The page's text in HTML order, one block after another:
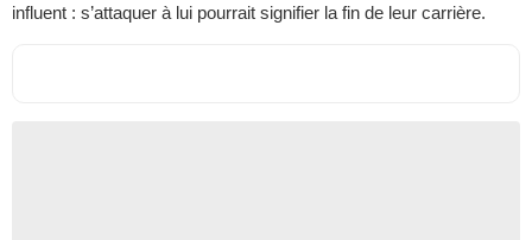
influent : s’attaquer à lui pourrait signifier la fin de leur carrière.